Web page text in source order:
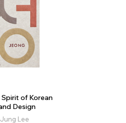
of Korean
Design
Lee